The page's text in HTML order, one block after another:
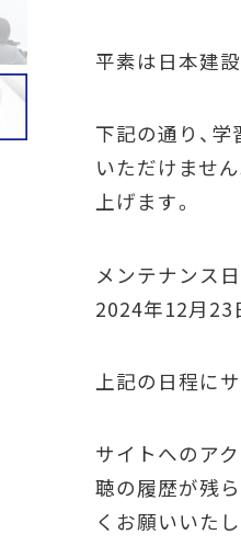
平素は日本建
下記の通り、
いただけませ
上げます。
メンテナンス日
2024年12月23
上記の日程に
サイトへのア
聴の履歴が残
くお願いいたし